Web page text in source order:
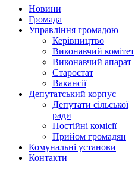
Новини
Громада
Управління громадою
Керівництво
Виконавчий комітет
Виконавчий апарат
Старостат
Вакансії
Депутатський корпус
Депутати сільської
ради
Постійні комісії
Прийом громадян
Комунальні установи
Контакти